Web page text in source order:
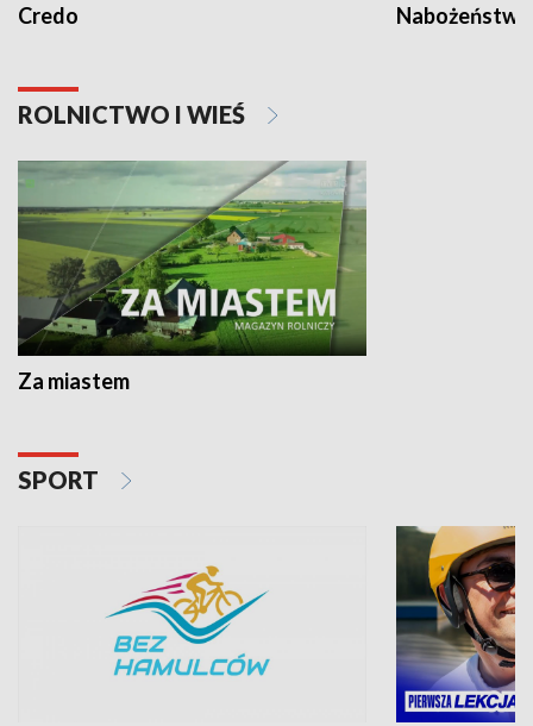
Credo
ROLNICTWO I WIEŚ
Za miastem
SPORT